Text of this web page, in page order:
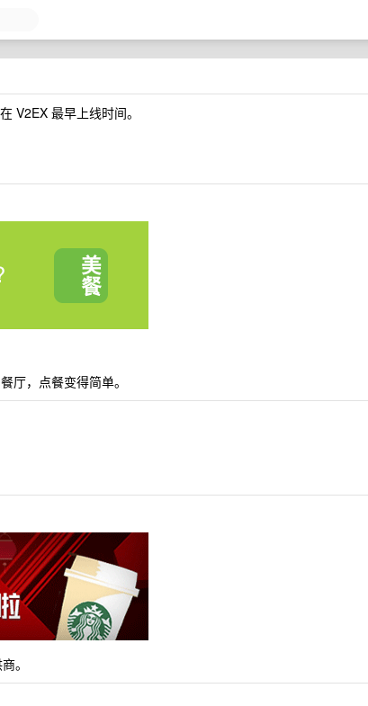
V2EX 最早上线时间。
厅，点餐变得简单。
。